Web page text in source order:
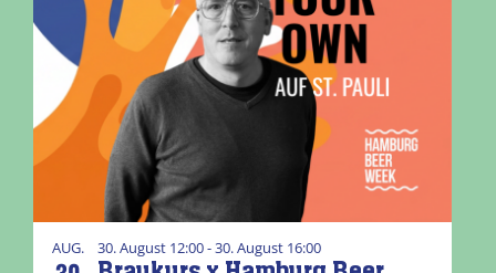
AUG. 30. August 12:00 - 30. August 16:00